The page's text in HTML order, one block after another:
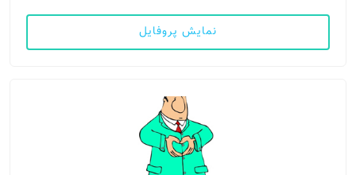
نمایش پروفایل